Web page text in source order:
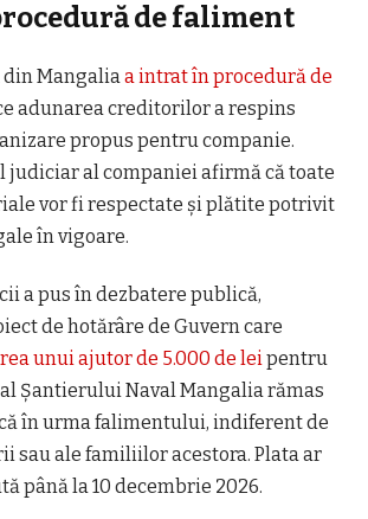
de faliment
Mangaliaaintratîn procedură de
adunarea creditorilor a respins
propus pentru companie.
al companiei afirmă că toate
vor fi respectate şi plătite potrivit
în vigoare.
a pus în dezbatere publică,
de hotărâre de Guvern care
unui ajutor de 5.000 de leipentru
Șantierului Naval Mangalia rămas
în urma falimentului, indiferent de
sau ale familiilor acestora. Plata ar
până la 10 decembrie 2026.